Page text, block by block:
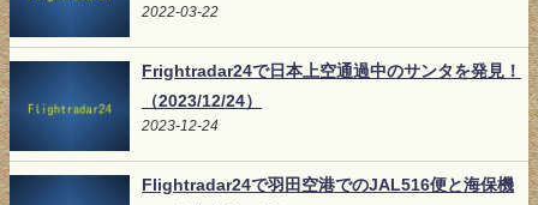
2022-03-22
Frightradar24で日本上空通過中のサンタを発見！
（2023/12/24）
2023-12-24
Flightradar24で羽田空港でのJAL516便と海保機